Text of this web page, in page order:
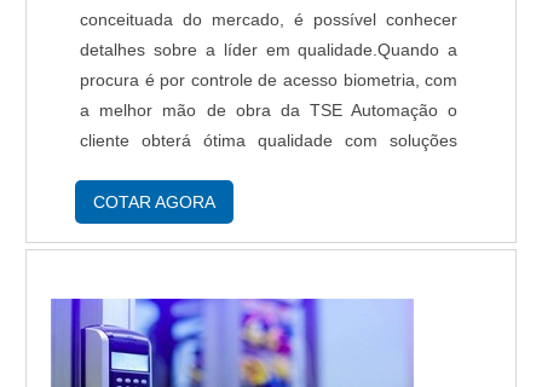
conceituada do mercado, é possível conhecer
detalhes sobre a líder em qualidade.Quando a
procura é por controle de acesso biometria, com
a melhor mão de obra da TSE Automação o
cliente obterá ótima qualidade com soluções
baseado em microcomputadores.MAIS
INFORMAÇÕ...
COTAR AGORA